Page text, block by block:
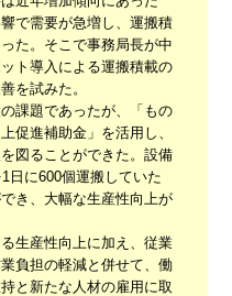
で需要が急増し、運搬積
た。そこで事務局長が中
ト導入による運搬積載の
を試みた。
課題であったが、「もの
促進補助金」を活用し、
図ることができた。設備
日に600個運搬していた
き、大幅な生産性向上が
生産性向上に加え、従業
負担の軽減と併せて、働
と新たな人材の雇用に取